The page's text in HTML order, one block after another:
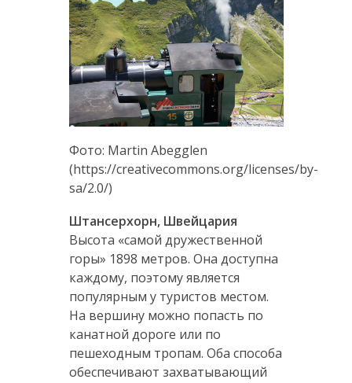
Фото: Martin Abegglen
(https://creativecommons.org/licenses/by-
sa/2.0/)
Штансерхорн, Швейцария
Высота «самой дружественной
горы» 1898 метров. Она доступна
каждому, поэтому является
популярным у туристов местом.
На вершину можно попасть по
канатной дороге или по
пешеходным тропам. Оба способа
обеспечивают захватывающий